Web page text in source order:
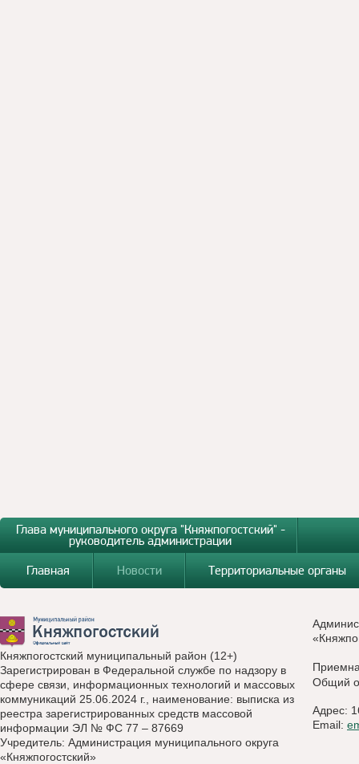
Глава муниципального округа "Княжпогостский" -
руководитель администрации
Главная
Новости Территориальные органы
Княжпогостский муниципальный район (12+)
Зарегистрирован в Федеральной службе по надзору в
сфере связи, информационных технологий и массовых
коммуникаций 25.06.2024 г., наименование: выписка из
реестра зарегистрированных средств массовой
информации ЭЛ № ФС 77 – 87669
Учредитель: Администрация муниципального округа
«Княжпогостский»
Общий
Адрес:
Email: